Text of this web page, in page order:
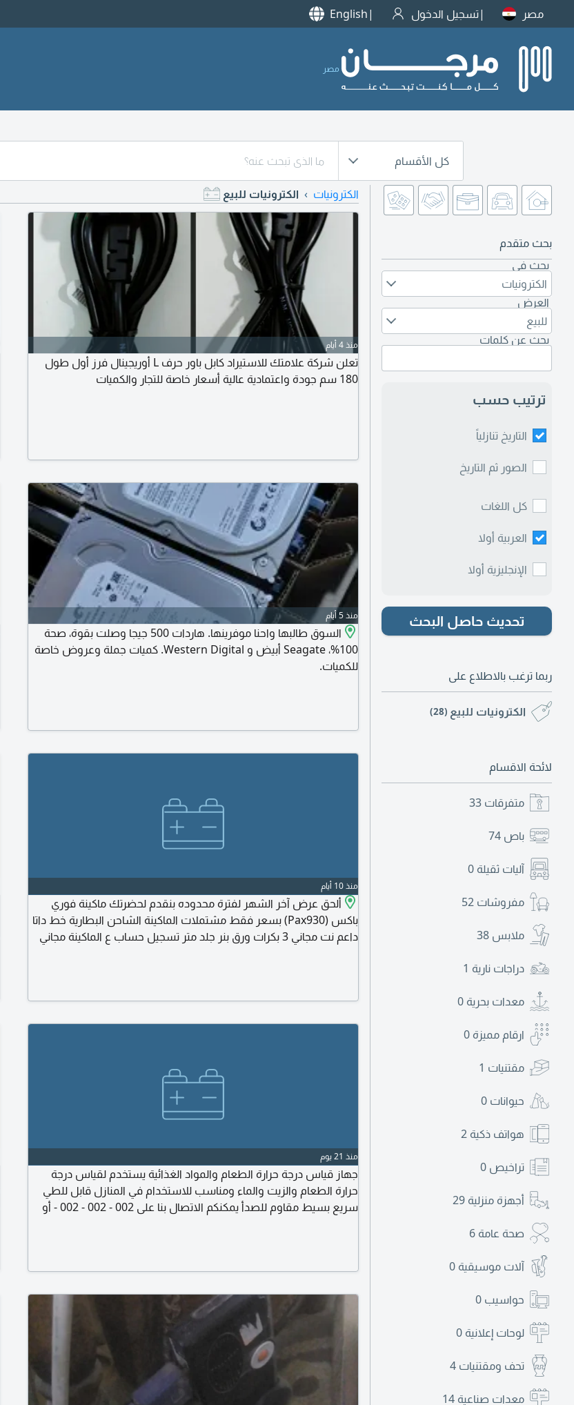
مصر تسجيل الدخول English
مصر
كل الأقسام
بحث متقدم
بحث في
الكترونيات
العرض
للبيع
بحث عن كلمات
ترتيب حسب
التاريخ تنازلياً
الصور ثم التاريخ
كل اللغات
العربية أولا
الإنجليزية أولا
تحديث حاصل البحث
ربما ترغب بالاطلاع على
الكترونيات للبيع (28)
لائحة الاقسام
متفرقات 33
باص 74
آليات ثقيلة 0
مفروشات 52
ملابس 38
دراجات نارية 1
معدات بحرية 0
ارقام مميزة 0
مقتنيات 1
حيوانات 0
هواتف ذكية 2
تراخيص 0
أجهزة منزلية 29
صحة عامة 6
آلات موسيقية 0
حواسيب 0
لوحات إعلانية 0
تحف ومقتنيات 4
معدات صناعية 14
الكترونيات الكترونيات للبيع
منذ 4 أيام
تعلن شركة علامتك للاستيراد كابل باور حرف L أوريجينال فرز أول طول
180 سم جودة واعتمادية عالية أسعار خاصة للتجار والكميات
منذ 5 أيام
السوق طالبها واحنا موفرينها. هاردات 500 جيجا وصلت بقوة، صحة
100%، Seagate أبيض و Western Digital. كميات جملة وعروض خاصة
للكميات.
منذ 10 أيام
ألحق عرض آخر الشهر لفترة محدوده بنقدم لحضرتك ماكينة فوري
باكس (Pax930) بسعر فقط مشتملات الماكينة الشاحن البطارية خط داتا
داعم نت مجاني 3 بكرات ورق بنر جلد متر تسجيل حساب ع الماكينة مجاني
منذ 21 يوم
جهاز قياس درجة حرارة الطعام والمواد الغذائية يستخدم لقياس درجة
حرارة الطعام والزيت والماء ومناسب للاستخدام في المنازل قابل للطي
سريع بسيط مقاوم للصدأ يمكنكم الاتصال بنا على 002 - 002 - 002 - أو